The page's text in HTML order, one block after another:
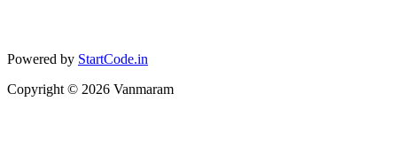
Powered by StartCode.in
Copyright © 2026 Vanmaram